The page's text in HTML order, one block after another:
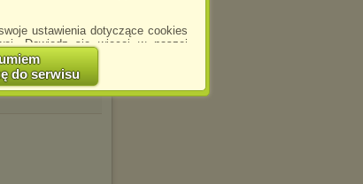
ustawienia dotyczące cookies
Dowiedz się więcej w naszej
PolitykaPrywatnosci.aspx
ustawień przeglądarki może
ze strony Chomikuj.pl.
do serwisu